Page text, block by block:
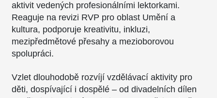
aktivit vedených profesionálními lektorkami.
Reaguje na revizi RVP pro oblast Umění a
kultura, podporuje kreativitu, inkluzi,
mezipředmětové přesahy a mezioborovou
spolupráci.
Vzlet dlouhodobě rozvíjí vzdělávací aktivity pro
děti, dospívající i dospělé – od divadelních dílen